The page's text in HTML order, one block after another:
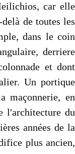
car elle
de toutes les
dans le coin
derriere
et dont
Un portique
maçonnerie, en
l'architecture du
années de la
plus ancien,